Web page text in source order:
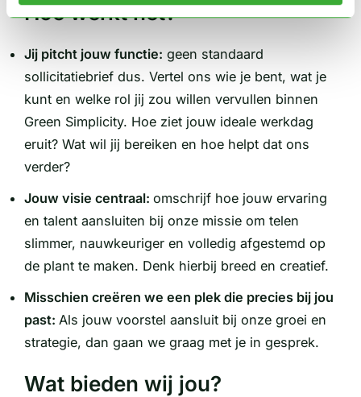
Hoe werkt het?
Jij pitcht jouw functie: geen standaard
sollicitatiebrief dus. Vertel ons wie je bent, wat je
kunt en welke rol jij zou willen vervullen binnen
Green Simplicity. Hoe ziet jouw ideale werkdag
eruit? Wat wil jij bereiken en hoe helpt dat ons
verder?
Jouw visie centraal:omschrijf hoe jouw ervaring
en talent aansluiten bij onze missie om telen
slimmer, nauwkeuriger en volledig afgestemd op
de plant te maken. Denk hierbij breed en creatief.
Misschien creëren we een plek die precies bij jou
past:Als jouw voorstel aansluit bij onze groei en
strategie, dan gaan we graag met je in gesprek.
Wat bieden wij jou?